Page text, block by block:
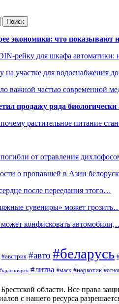
экономики: что показывают
рейку для шкафа автоматики:
на участке для водоснабжения
важной частью современной
продажу ряда
растительное питание
погибли от отравления
о пропавшей в Азии
после переедания этого…
сувениры» может
конфисковать
#австрия #авто #беларусь
#литва #маск #наркотик
области. Все права
с нашего ресурса